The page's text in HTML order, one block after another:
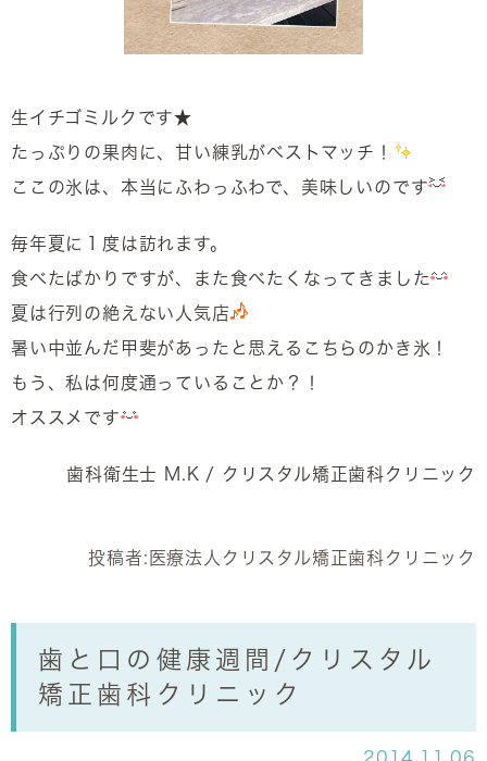
生イチゴミルクです★
たっぷりの果肉に、甘い練乳がベストマッチ！
ここの氷は、本当にふわっふわで、美味しいのです
毎年夏に１度は訪れます。
食べたばかりですが、また食べたくなってきました
夏は行列の絶えない人気店
暑い中並んだ甲斐があったと思えるこちらのかき氷！
もう、私は何度通っていることか？！
オススメです
歯科衛生士 M.K / クリスタル矯正歯科クリニック
投稿者: 医療法人クリスタル矯正歯科クリニック
歯と口の健康週間/クリスタル
矯正歯科クリニック